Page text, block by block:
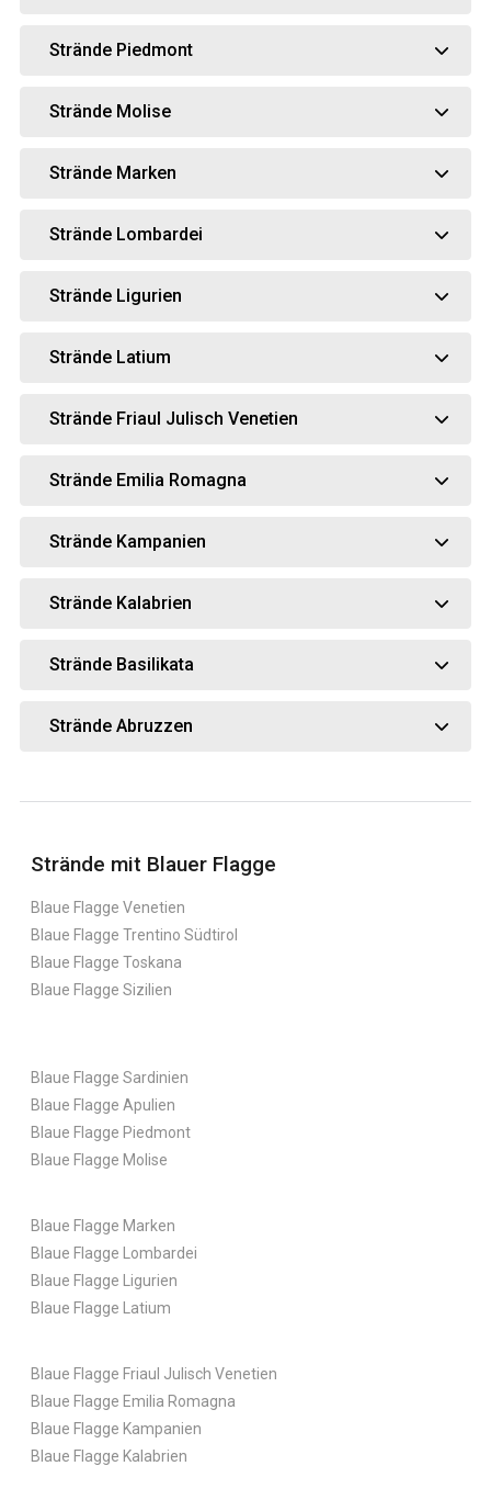
Strände Piedmont
Strände Molise
Strände Marken
Strände Lombardei
Strände Ligurien
Strände Latium
Strände Friaul Julisch Venetien
Strände Emilia Romagna
Strände Kampanien
Strände Kalabrien
Strände Basilikata
Strände Abruzzen
Strände mit Blauer Flagge
Blaue Flagge Venetien
Blaue Flagge Trentino Südtirol
Blaue Flagge Toskana
Blaue Flagge Sizilien
Blaue Flagge Sardinien
Blaue Flagge Apulien
Blaue Flagge Piedmont
Blaue Flagge Molise
Blaue Flagge Marken
Blaue Flagge Lombardei
Blaue Flagge Ligurien
Blaue Flagge Latium
Blaue Flagge Friaul Julisch Venetien
Blaue Flagge Emilia Romagna
Blaue Flagge Kampanien
Blaue Flagge Kalabrien